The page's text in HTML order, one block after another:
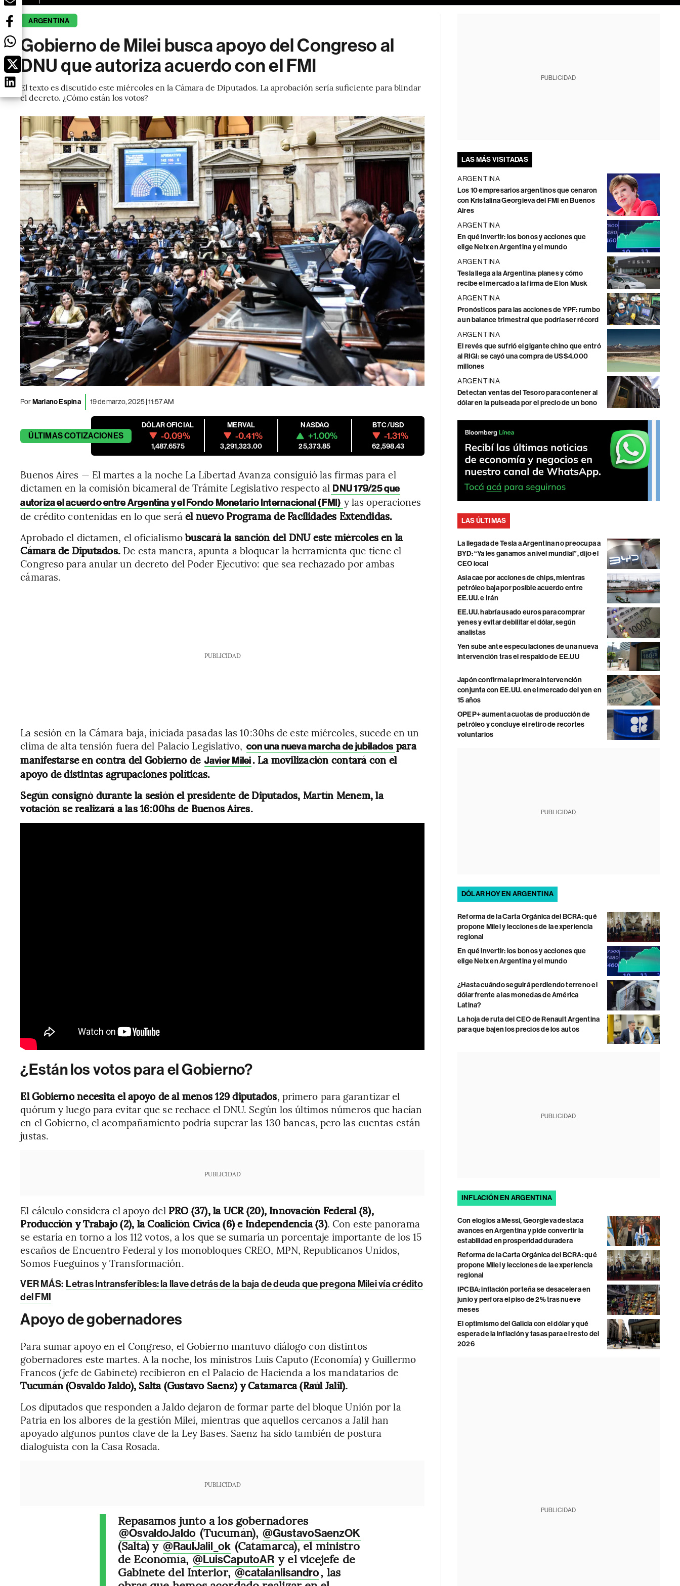
ARGENTINA
Gobierno de Milei busca apoyo del Congreso al
DNU que autoriza acuerdo con el FMI
El texto es discutido este miércoles en la Cámara de Diputados. La aprobación sería suficiente para blindar
el decreto. ¿Cómo están los votos?
PorMariano Espina 19 de marzo, 2025 | 11:57 AM
ÚLTIMASCOTIZACIONES
DÓLAR OFICIAL
-0.09%
1,487.6575
MERVAL
-0.41%
3,291,323.00
NASDAQ
+1.00%
25,373.85
BTC/USD
-1.31%
62,598.43
Buenos Aires — El martes a la noche La Libertad Avanza consiguió las firmas para el
dictamen en la comisión bicameral de Trámite Legislativo respecto al DNU 179/25 que
autoriza el acuerdo entre Argentina y el Fondo Monetario Internacional (FMI) y las operaciones
de crédito contenidas en lo que seráel nuevo Programa de Facilidades Extendidas.
Aprobado el dictamen, el oficialismobuscará la sanción del DNU este miércoles en la
Cámara de Diputados. De esta manera, apunta a bloquear la herramienta que tiene el
Congreso para anular un decreto del Poder Ejecutivo: que sea rechazado por ambas
cámaras.
PUBLICIDAD
La sesión en la Cámara baja, iniciada pasadas las 10:30hs de este miércoles, sucede en un
clima de alta tensión fuera del Palacio Legislativo, con una nueva marcha de jubilados para
manifestarse en contra del Gobierno de Javier Milei. La movilización contará con el
apoyo de distintas agrupaciones políticas.
Según consignó durante la sesión el presidente de Diputados, Martín Menem, la
votación se realizará a las 16:00hs de Buenos Aires.
¿Están los votos para el Gobierno?
El Gobierno necesita el apoyo de al menos 129 diputados, primero para garantizar el
quórum y luego para evitar que se rechace el DNU. Según los últimos números que hacían
en el Gobierno, el acompañamiento podría superar las 130 bancas, pero las cuentas están
justas.
PUBLICIDAD
El cálculo considera el apoyo del PRO (37), la UCR (20), Innovación Federal (8),
Producción y Trabajo (2), la Coalición Cívica (6) e Independencia (3). Con este panorama
se estaría en torno a los 112 votos, a los que se sumaría un porcentaje importante de los 15
escaños de Encuentro Federal y los monobloques CREO, MPN, Republicanos Unidos,
Somos Fueguinos y Transformación.
VER MÁS: Letras Intransferibles: la llave detrás de la baja de deuda que pregona Milei vía crédito
del FMI
Apoyo de gobernadores
Para sumar apoyo en el Congreso, el Gobierno mantuvo diálogo con distintos
gobernadores este martes. A la noche, los ministros Luis Caputo (Economía) y Guillermo
Francos (jefe de Gabinete) recibieron en el Palacio de Hacienda a los mandatarios de
Tucumán (Osvaldo Jaldo), Salta (Gustavo Saenz) y Catamarca (Raúl Jalil).
Los diputados que responden a Jaldo dejaron de formar parte del bloque Unión por la
Patria en los albores de la gestión Milei, mientras que aquellos cercanos a Jalil han
apoyado algunos puntos clave de la Ley Bases. Saenz ha sido también de postura
dialoguista con la Casa Rosada.
PUBLICIDAD
Repasamos junto a los gobernadores
@OsvaldoJaldo (Tucumán), @GustavoSaenzOK
(Salta) y@RaulJalil_ok (Catamarca), el ministro
de Economía,@LuisCaputoAR y el vicejefe de
Gabinete del Interior,@catalanlisandro, las
PUBLICIDAD
LAS MÁS VISITADAS
ARGENTINA
Los 10 empresarios argentinos que cenaron
con Kristalina Georgieva del FMI en Buenos
Aires
ARGENTINA
En qué invertir: los bonos y acciones que
elige Neix en Argentina y el mundo
ARGENTINA
Tesla llega a la Argentina: planes y cómo
recibe el mercado a la firma de Elon Musk
ARGENTINA
Pronósticos para las acciones de YPF: rumbo
a un balance trimestral que podría ser récord
ARGENTINA
El revés que sufrió el gigante chino que entró
al RIGI: se cayó una compra de US$4.000
millones
ARGENTINA
Detectan ventas del Tesoro para contener al
dólar en la pulseada por el precio de un bono
LAS ÚLTIMAS
La llegada de Tesla a Argentina no preocupa a
BYD: “Ya les ganamos a nivel mundial”, dijo el
CEO local
Asia cae por acciones de chips, mientras
petróleo baja por posible acuerdo entre
EE.UU. e Irán
EE.UU. habría usado euros para comprar
yenes y evitar debilitar el dólar, según
analistas
Yen sube ante especulaciones de una nueva
intervención tras el respaldo de EE.UU
Japón confirma la primera intervención
conjunta con EE.UU. en el mercado del yen en
15 años
OPEP+ aumenta cuotas de producción de
petróleo y concluye el retiro de recortes
voluntarios
PUBLICIDAD
DÓLAR HOY EN ARGENTINA
Reforma de la Carta Orgánica del BCRA: qué
propone Milei y lecciones de la experiencia
regional
En qué invertir: los bonos y acciones que
elige Neix en Argentina y el mundo
¿Hasta cuándo seguirá perdiendo terreno el
dólar frente a las monedas de América
Latina?
La hoja de ruta del CEO de Renault Argentina
para que bajen los precios de los autos
PUBLICIDAD
INFLACIÓN EN ARGENTINA
Con elogios a Messi, Georgieva destaca
avances en Argentina y pide convertir la
estabilidad en prosperidad duradera
Reforma de la Carta Orgánica del BCRA: qué
propone Milei y lecciones de la experiencia
regional
IPCBA: inflación porteña se desacelera en
junio y perfora el piso de 2% tras nueve
meses
El optimismo del Galicia con el dólar y qué
espera de la inflación y tasas para el resto del
2026
PUBLICIDAD